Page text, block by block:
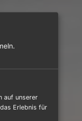
auf unserer
Erlebnis für